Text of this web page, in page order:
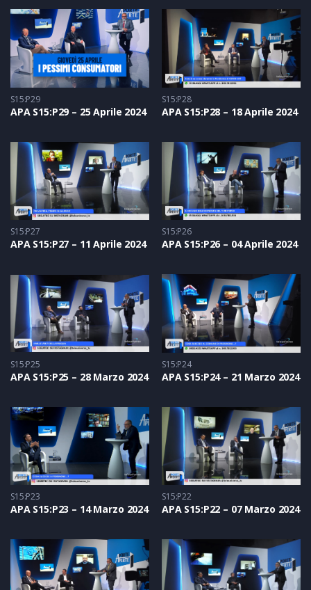
S15:P29
APA S15:P29 – 25 Aprile 2024
S15:P28
APA S15:P28 – 18 Aprile 2024
S15:P27
APA S15:P27 – 11 Aprile 2024
S15:P26
APA S15:P26 – 04 Aprile 2024
S15:P25
APA S15:P25 – 28 Marzo 2024
S15:P24
APA S15:P24 – 21 Marzo 2024
S15:P23
APA S15:P23 – 14 Marzo 2024
S15:P22
APA S15:P22 – 07 Marzo 2024